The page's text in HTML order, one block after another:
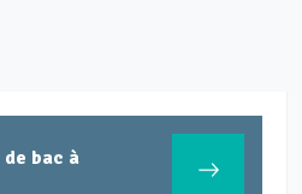
bac à